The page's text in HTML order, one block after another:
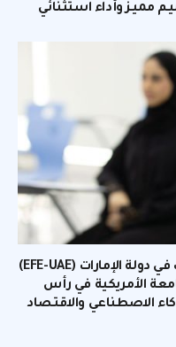
مؤسسة التعليم من أجل التوظيف في دولة الإمارات (EFE-UAE)
2026» في الجامعة الأمريكية في رأس
الاصطناعي والاقتصاد